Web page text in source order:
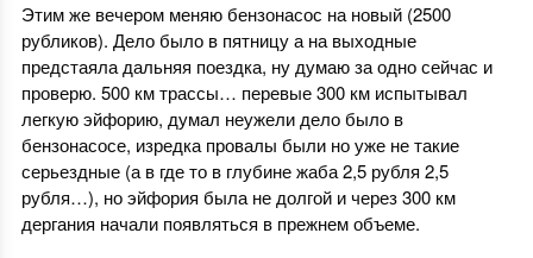
Этим же вечером меняю бензонасос на новый (2500
рубликов). Дело было в пятницу а на выходные
предстаяла дальняя поездка, ну думаю за одно сейчас и
проверю. 500 км трассы… перевые 300 км испытывал
легкую эйфорию, думал неужели дело было в
бензонасосе, изредка провалы были но уже не такие
серьездные (а в где то в глубине жаба 2,5 рубля 2,5
рубля…), но эйфория была не долгой и через 300 км
дергания начали появляться в прежнем объеме.